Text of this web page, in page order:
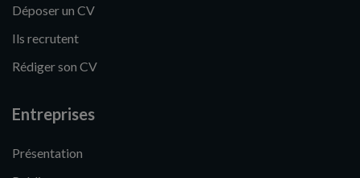
Déposer un CV
Ils recrutent
Rédiger son CV
Entreprises
Présentation